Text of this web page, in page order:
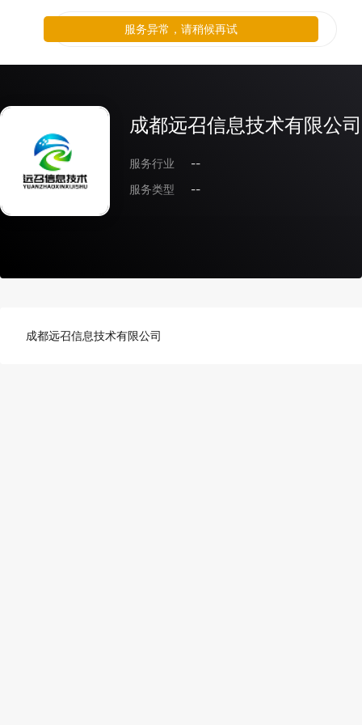
成都远召信息技术有限公司
服务行业
--
服务类型
--
成都远召信息技术有限公司
服务异常，请稍候再试